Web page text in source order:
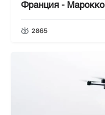
Франция - Марокко
2865